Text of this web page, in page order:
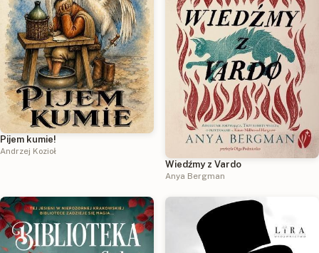
Pijem kumie!
Andrzej Kozioł
Wiedźmy z Vardo
Anya Bergman